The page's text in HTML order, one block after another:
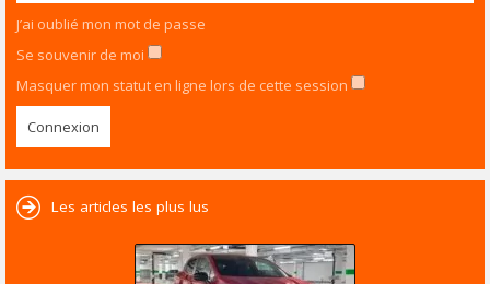
J’ai oublié mon mot de passe
Se souvenir de moi
Masquer mon statut en ligne lors de cette session
Les articles les plus lus